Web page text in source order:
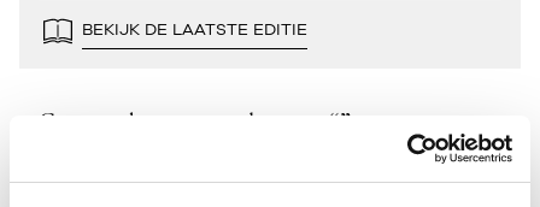
BEKIJK DE LAATSTE EDITIE
Geen resultaten gevonden voor “”.